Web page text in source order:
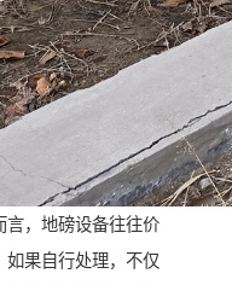
言，地磅设备往往价
如果自行处理，不仅